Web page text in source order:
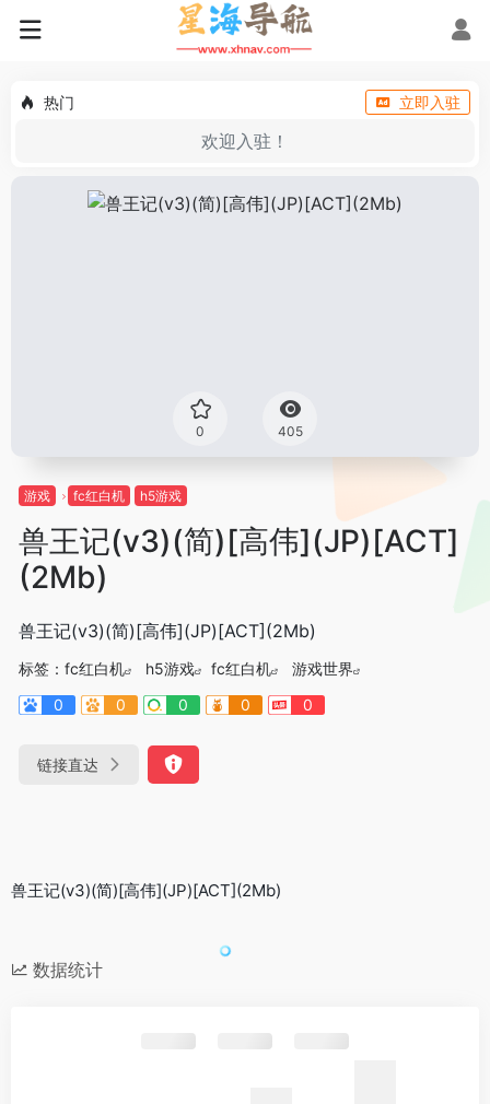
热门 立即入驻
欢迎入驻！
0 405
游戏 fc红白机 h5游戏
兽王记(v3)(简)[高伟](JP)[ACT]
(2Mb)
兽王记(v3)(简)[高伟](JP)[ACT](2Mb)
标签： fc红白机 h5游戏 fc红白机
游戏世界
0
0 0 0 0
链接直达
兽王记(v3)(简)[高伟](JP)[ACT](2Mb)
数据统计